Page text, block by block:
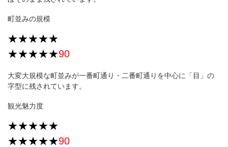
町並みの規模
★★★★★
★★★★★90
大変大規模な町並みが一番町通り・二番町通りを中心に「目」の
字型に残されています。
観光魅力度
★★★★★
★★★★★90